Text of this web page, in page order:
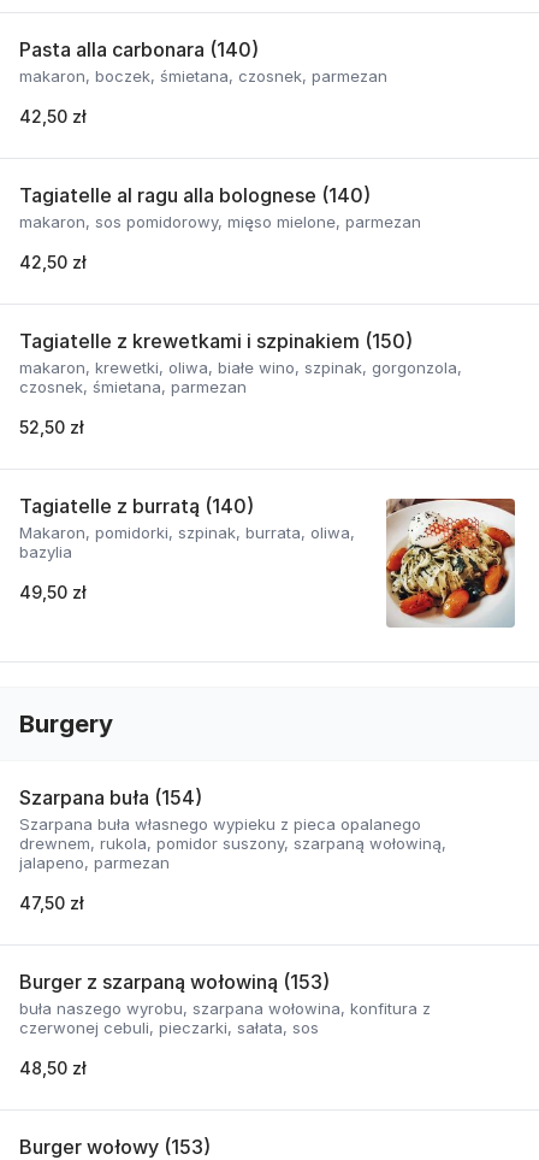
Pasta alla carbonara (140)
makaron, boczek, śmietana, czosnek, parmezan
42,50 zł
Tagiatelle al ragu alla bolognese (140)
makaron, sos pomidorowy, mięso mielone, parmezan
42,50 zł
Tagiatelle z krewetkami i szpinakiem (150)
makaron, krewetki, oliwa, białe wino, szpinak, gorgonzola,
czosnek, śmietana, parmezan
52,50 zł
Tagiatelle z burratą (140)
Makaron, pomidorki, szpinak, burrata, oliwa,
bazylia
49,50 zł
Burgery
Szarpana buła (154)
Szarpana buła własnego wypieku z pieca opalanego
drewnem, rukola, pomidor suszony, szarpaną wołowiną,
jalapeno, parmezan
47,50 zł
Burger z szarpaną wołowiną (153)
buła naszego wyrobu, szarpana wołowina, konfitura z
czerwonej cebuli, pieczarki, sałata, sos
48,50 zł
Burger wołowy (153)